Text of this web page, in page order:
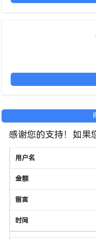
感谢您的支持！如果